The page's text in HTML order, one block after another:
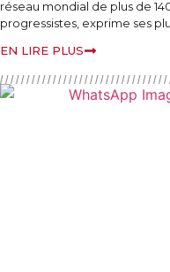
réseau mondial de plus de
progressistes, exprime ses
EN LIRE PLUS